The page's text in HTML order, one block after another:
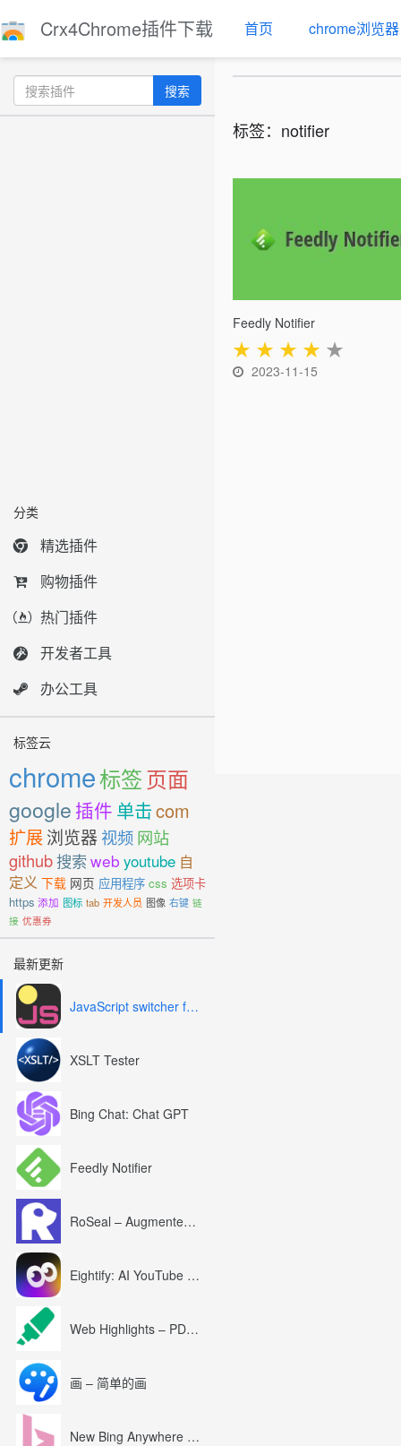
Crx4Chrome插件下载 首页 chrome浏览器
搜索
分类
精选插件
购物插件
热门插件
开发者工具
办公工具
标签云
chrome标签页面
google 插件 单击com
扩展浏览器 视频网站
github搜索web youtube 自
定义 下载 网页 应用程序 css 选项卡
https 添加 图标 tab 开发人员 图像 右键 链
接 优惠券
最新更新
JavaScript switcher for SEO and development
XSLT Tester
Bing Chat: Chat GPT
Feedly Notifier
RoSeal – Augmented Roblox Experience
Eightify: AI YouTube Summary with ChatGPT
Web Highlights – PDF & Web Highlighter
画 – 简单的画
New Bing Anywhere (Bing Chat GPT-4)
标签：notifier
Feedly Notifier
★ ★ ★ ★ ★
2023-11-15